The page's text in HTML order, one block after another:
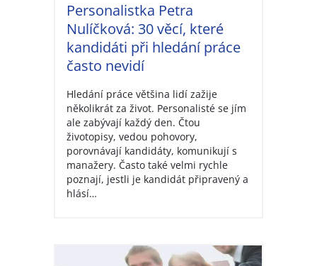
Personalistka Petra
Nulíčková: 30 věcí, které
kandidáti při hledání práce
často nevidí
Hledání práce většina lidí zažije
několikrát za život. Personalisté se jím
ale zabývají každý den. Čtou
životopisy, vedou pohovory,
porovnávají kandidáty, komunikují s
manažery. Často také velmi rychle
poznají, jestli je kandidát připravený a
hlásí…